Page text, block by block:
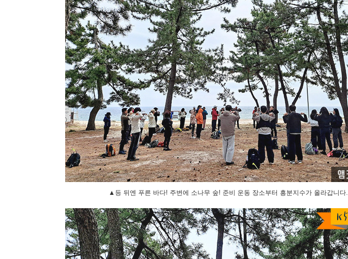
▲등 뒤엔 푸른 바다! 주변에 소나무 숲! 준비 운동 장소부터 흥분지수가 올라갑니다.